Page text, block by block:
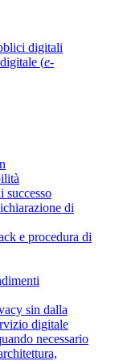
digitali
(e-
successo
di
e procedura di
sin dalla
digitale
necessario